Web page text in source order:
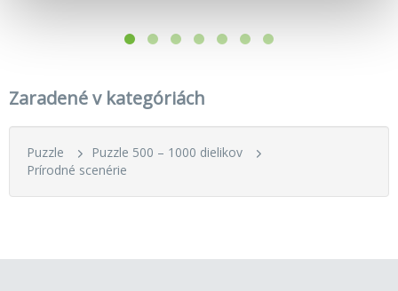
Zaradené v kategóriách
Puzzle
Puzzle 500 – 1000 dielikov
Prírodné scenérie